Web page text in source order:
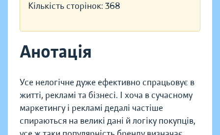
Кількість сторінок: 368
Анотація
Усе нелогічне дуже ефективно спрацьовує в
житті, рекламі та бізнесі. І хоча в сучасному
маркетингу і рекламі дедалі частіше
спираються на великі дані й логіку покупців,